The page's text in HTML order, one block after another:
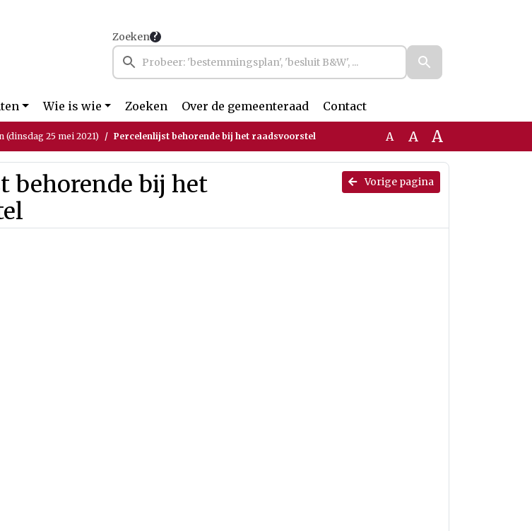
Zoeken
Wie is wie Zoeken Over de gemeenteraad Contact
(dinsdag 25 mei 2021) Percelenlijst behorende bij het raadsvoorstel A A A
Vorige pagina
behorende bij het